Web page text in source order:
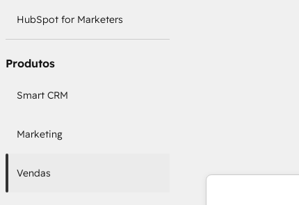
HubSpot for Marketers
Produtos
Smart CRM
Marketing
Vendas